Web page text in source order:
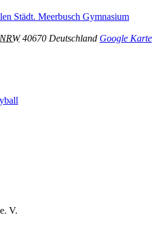
Städt. Meerbusch Gymnasium
NRW 40670 Deutschland Google Karte
V.